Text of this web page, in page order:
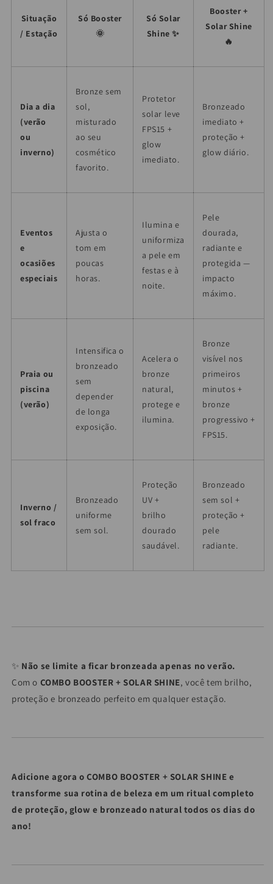
Situação
/ Estação
Só Booster
🌞
Só Solar
Shine ✨
Booster +
Solar Shine
🔥
Dia a dia
(verão
ou
inverno)
Bronze sem
sol,
misturado
ao seu
cosmético
favorito.
Protetor
solar leve
FPS15 +
glow
imediato.
Bronzeado
imediato +
proteção +
glow diário.
Eventos
e
ocasiões
especiais
Ajusta o
tom em
poucas
horas.
Ilumina e
uniformiza
a pele em
festas e à
noite.
Pele
dourada,
radiante e
protegida —
impacto
máximo.
Praia ou
piscina
(verão)
Intensifica o
bronzeado
sem
depender
de longa
exposição.
Acelera o
bronze
natural,
protege e
ilumina.
Bronze
visível nos
primeiros
minutos +
bronze
progressivo +
FPS15.
Inverno /
sol fraco
Bronzeado
uniforme
sem sol.
Proteção
UV +
brilho
dourado
saudável.
Bronzeado
sem sol +
proteção +
pele
radiante.
✨ Não se limite a ficar bronzeada apenas no verão.
Com o COMBO BOOSTER + SOLAR SHINE, você tem brilho,
proteção e bronzeado perfeito em qualquer estação.
Adicione agora o COMBO BOOSTER + SOLAR SHINE e
transforme sua rotina de beleza em um ritual completo
de proteção, glow e bronzeado natural todos os dias do
ano!